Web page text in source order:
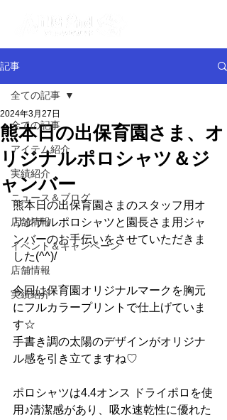
記事
全ての記事
アイテム紹介
実績紹介
ニュース＆ブログ
店舗情報
イベント＆キャンペーン
店舗情報
実績紹介
全ての記事
熊本日の出保育園さま、オ
リジナルポロシャツ＆ジ
ャンバー
2024年3月27日
熊本日の出保育園さまのスタッフ用オ
リジナルポロシャツと園長さま用ジャ
ンバーのお手伝いをさせていただきま
した(^^)/
今回は保育園オリジナルマークを胸元
にフルカラープリントで仕上げていま
す☆
手書き調の太陽のデザインがオリジナ
ル感を引き立てますね♡
ポロシャツは4.4オンス ドライポロを使
用♪清潔感があり、 吸水速乾性に優れた